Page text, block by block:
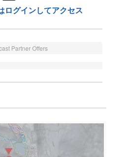
ログインしてアクセス
Partner Offers